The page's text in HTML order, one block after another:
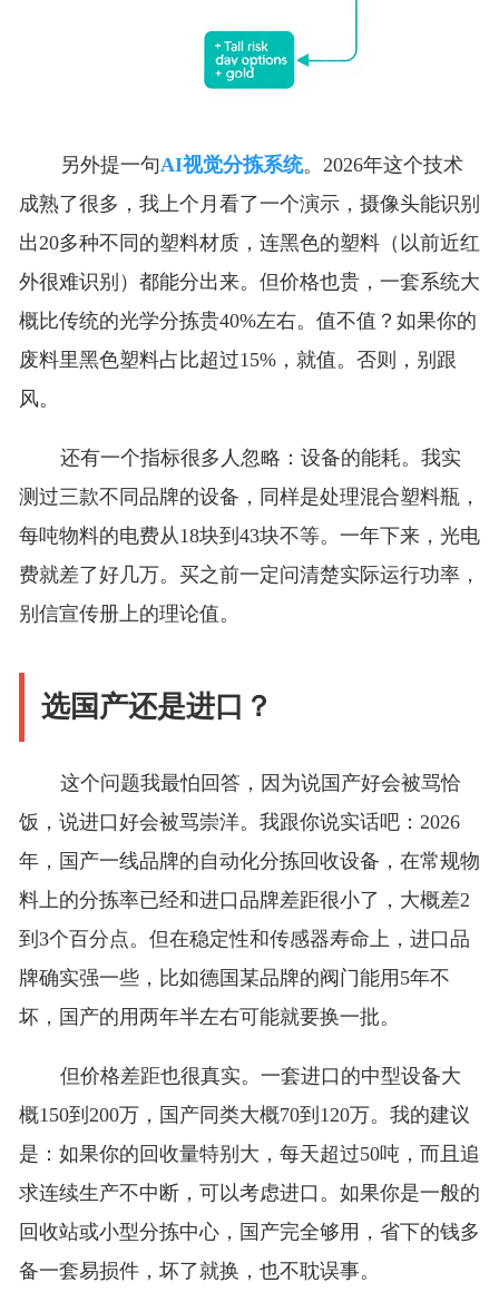
另外提一句AI视觉分拣系统。2026年这个技术
成熟了很多，我上个月看了一个演示，摄像头能识别
出20多种不同的塑料材质，连黑色的塑料（以前近红
外很难识别）都能分出来。但价格也贵，一套系统大
概比传统的光学分拣贵40%左右。值不值？如果你的
废料里黑色塑料占比超过15%，就值。否则，别跟
风。
还有一个指标很多人忽略：设备的能耗。我实
测过三款不同品牌的设备，同样是处理混合塑料瓶，
每吨物料的电费从18块到43块不等。一年下来，光电
费就差了好几万。买之前一定问清楚实际运行功率，
别信宣传册上的理论值。
选国产还是进口？
这个问题我最怕回答，因为说国产好会被骂恰
饭，说进口好会被骂崇洋。我跟你说实话吧：2026
年，国产一线品牌的自动化分拣回收设备，在常规物
料上的分拣率已经和进口品牌差距很小了，大概差2
到3个百分点。但在稳定性和传感器寿命上，进口品
牌确实强一些，比如德国某品牌的阀门能用5年不
坏，国产的用两年半左右可能就要换一批。
但价格差距也很真实。一套进口的中型设备大
概150到200万，国产同类大概70到120万。我的建议
是：如果你的回收量特别大，每天超过50吨，而且追
求连续生产不中断，可以考虑进口。如果你是一般的
回收站或小型分拣中心，国产完全够用，省下的钱多
备一套易损件，坏了就换，也不耽误事。